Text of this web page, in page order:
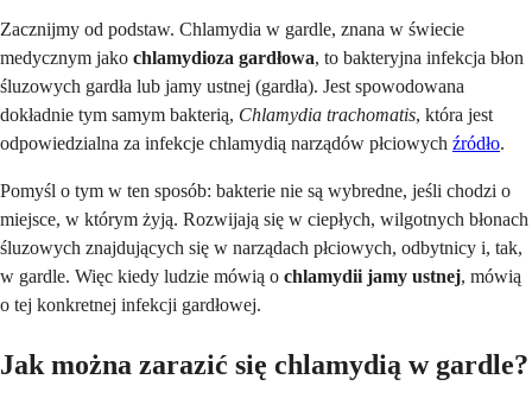
Zacznijmy od podstaw. Chlamydia w gardle, znana w świecie
medycznym jako chlamydioza gardłowa, to bakteryjna infekcja błon
śluzowych gardła lub jamy ustnej (gardła). Jest spowodowana
dokładnie tym samym bakterią, Chlamydia trachomatis, która jest
odpowiedzialna za infekcje chlamydią narządów płciowych źródło.
Pomyśl o tym w ten sposób: bakterie nie są wybredne, jeśli chodzi o
miejsce, w którym żyją. Rozwijają się w ciepłych, wilgotnych błonach
śluzowych znajdujących się w narządach płciowych, odbytnicy i, tak,
w gardle. Więc kiedy ludzie mówią o chlamydii jamy ustnej, mówią
o tej konkretnej infekcji gardłowej.
Jak można zarazić się chlamydią w gardle?